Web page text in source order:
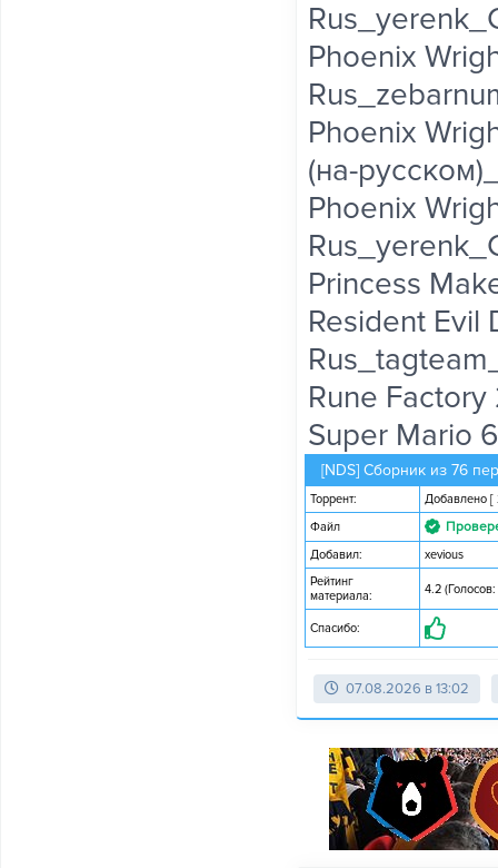
Phoenix
Phoenix
(на-
Phoenix
Princess
Resident Evil
Rune
Super Mario
[NDS] Сборник из 76
Торрент: Добавлено [
Файл
Добавил:
xevious
Рейтинг
материала:
4.2
Спасибо:
07.08.2026 в 13:02